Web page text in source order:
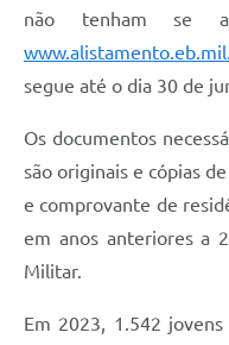
Legislação
Links
Enquete
Agenda
Contato
não tenham se
segue até o dia 30 de
Os documentos
são originais e cópias
e comprovante de
em anos anteriores a
Militar.
Em 2023, 1.542